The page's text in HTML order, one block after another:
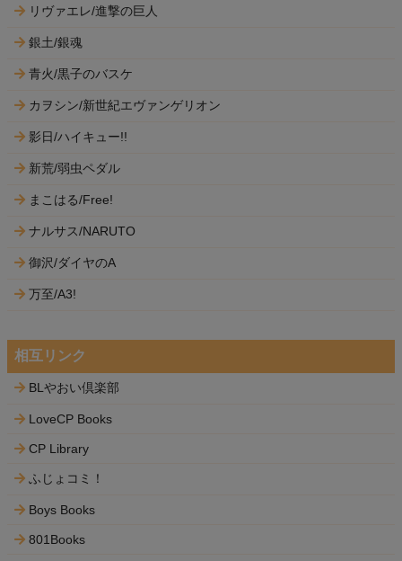
リヴァエレ/進撃の巨人
銀土/銀魂
青火/黒子のバスケ
カヲシン/新世紀エヴァンゲリオン
影日/ハイキュー!!
新荒/弱虫ペダル
まこはる/Free!
ナルサス/NARUTO
御沢/ダイヤのA
万至/A3!
相互リンク
BLやおい倶楽部
LoveCP Books
CP Library
ふじょコミ！
Boys Books
801Books